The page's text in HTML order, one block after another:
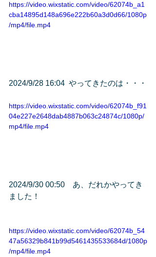
https://video.wixstatic.com/video/62074b_a1
cba14895d148a696e222b60a3d0d66/1080p
/mp4/file.mp4
2024/9/28 16:04  やってきたのは・・・
https://video.wixstatic.com/video/62074b_f91
04e227e2648dab4887b063c24874c/1080p/
mp4/file.mp4
2024/9/30 00:50　あ、だれかやってき
ました！
https://video.wixstatic.com/video/62074b_54
47a56329b841b99d5461435533684d/1080p
/mp4/file.mp4